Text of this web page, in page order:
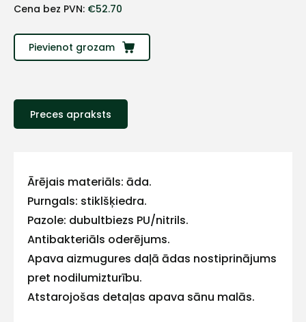
Cena bez PVN: €52.70
Pievienot grozam
Preces apraksts
Ārējais materiāls: āda.
Purngals: stiklšķiedra.
Pazole: dubultbiezs PU/nitrils.
Antibakteriāls oderējums.
Apava aizmugures daļā ādas nostiprinājums
pret nodilumizturību.
Atstarojošas detaļas apava sānu malās.